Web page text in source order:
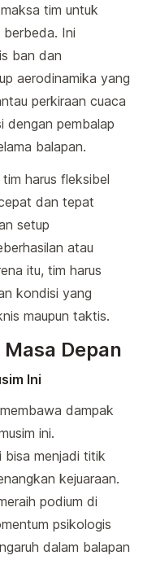
tim untuk
berbeda. Ini
ban dan
aerodinamika yang
perkiraan cuaca
dengan pembalap
balapan.
harus fleksibel
dan tepat
setup
atau
itu, tim harus
kondisi yang
maupun taktis.
Depan
Ini
dampak
ini.
bisa menjadi titik
kejuaraan.
podium di
psikologis
dalam balapan